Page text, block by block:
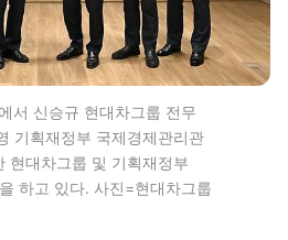
서 신승규 현대차그룹 전무
기획재정부 국제경제관리관
현대차그룹 및 기획재정부
하고 있다. 사진=현대차그룹